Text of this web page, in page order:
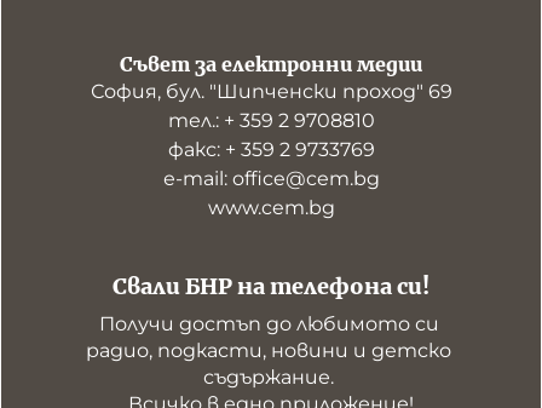
Свали БНР на телефона си!
Получи достъп до любимото си
радио, подкасти, новини и детско
съдържание.
Съвет за електронни медии
София, бул. "Шипченски проход" 69
тел.: + 359 2 9708810
факс: + 359 2 9733769
е-mail: office@cem.bg
www.cem.bg